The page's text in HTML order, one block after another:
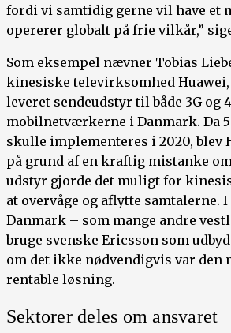
fordi vi samtidig gerne vil have et
opererer globalt på frie vilkår,”
Som eksempel nævner Tobias
kinesiske televirksomhed
leveret sendeudstyr til både 3G og
mobilnetværkerne i Danmark. Da
skulle implementeres i 2020, blev
på grund af en kraftig mistanke
udstyr gjorde det muligt for
at overvåge og aflytte samtalerne.
Danmark – som mange andre
bruge svenske Ericsson som
om det ikke nødvendigvis var den
rentable løsning.
Sektorer deles om ansvaret